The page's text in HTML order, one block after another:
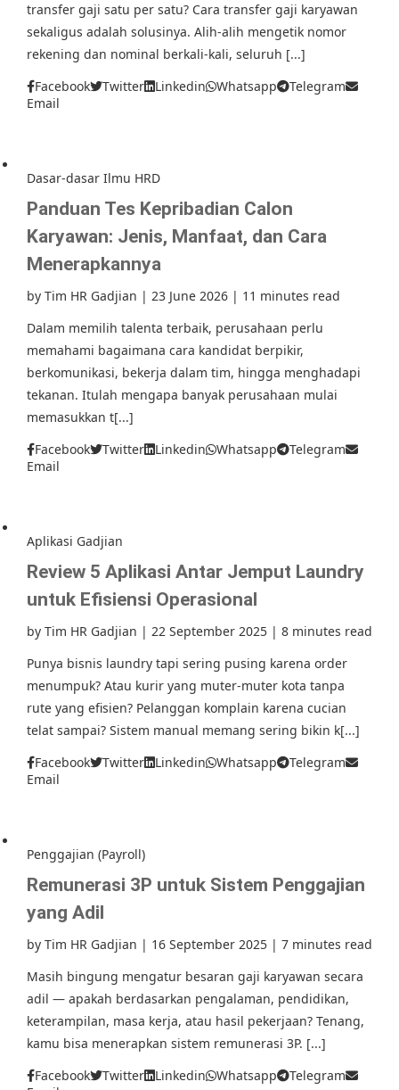
transfer gaji satu per satu? Cara transfer gaji karyawan
sekaligus adalah solusinya. Alih-alih mengetik nomor
rekening dan nominal berkali-kali, seluruh [...]
Facebook
Twitter Linkedin Whatsapp
Telegram
Email
Dasar-dasar Ilmu HRD
Panduan Tes Kepribadian Calon
Karyawan: Jenis, Manfaat, dan Cara
Menerapkannya
by Tim HR Gadjian | 23 June 2026 | 11 minutes read
Dalam memilih talenta terbaik, perusahaan perlu
memahami bagaimana cara kandidat berpikir,
berkomunikasi, bekerja dalam tim, hingga menghadapi
tekanan. Itulah mengapa banyak perusahaan mulai
memasukkan t[...]
Facebook
Twitter Linkedin Whatsapp
Telegram
Email
Aplikasi Gadjian
Review 5 Aplikasi Antar Jemput Laundry
untuk Efisiensi Operasional
by Tim HR Gadjian | 22 September 2025 | 8 minutes read
Punya bisnis laundry tapi sering pusing karena order
menumpuk? Atau kurir yang muter-muter kota tanpa
rute yang efisien? Pelanggan komplain karena cucian
telat sampai? Sistem manual memang sering bikin k[...]
Facebook
Twitter Linkedin Whatsapp
Telegram
Email
Penggajian (Payroll)
Remunerasi 3P untuk Sistem Penggajian
yang Adil
by Tim HR Gadjian | 16 September 2025 | 7 minutes read
Masih bingung mengatur besaran gaji karyawan secara
adil — apakah berdasarkan pengalaman, pendidikan,
keterampilan, masa kerja, atau hasil pekerjaan? Tenang,
kamu bisa menerapkan sistem remunerasi 3P. [...]
Facebook
Twitter Linkedin Whatsapp
Telegram